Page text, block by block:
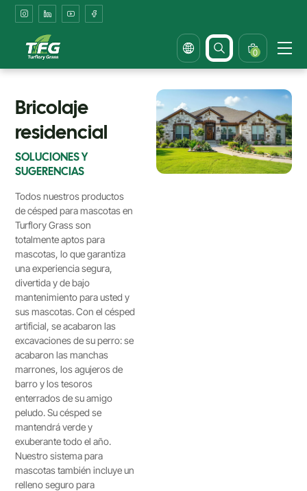
Bricolaje
residencial
0
Bricolaje
residencial
SOLUCIONES Y
SUGERENCIAS
Todos nuestros productos
de césped para mascotas en
Turflory Grass son
totalmente aptos para
mascotas, lo que garantiza
una experiencia segura,
divertida y de bajo
mantenimiento para usted y
sus mascotas. Con el césped
artificial, se acabaron las
excavaciones de su perro: se
acabaron las manchas
marrones, los agujeros de
barro y los tesoros
enterrados de su amigo
peludo. Su césped se
mantendrá verde y
exuberante todo el año.
Nuestro sistema para
mascotas también incluye un
relleno seguro para